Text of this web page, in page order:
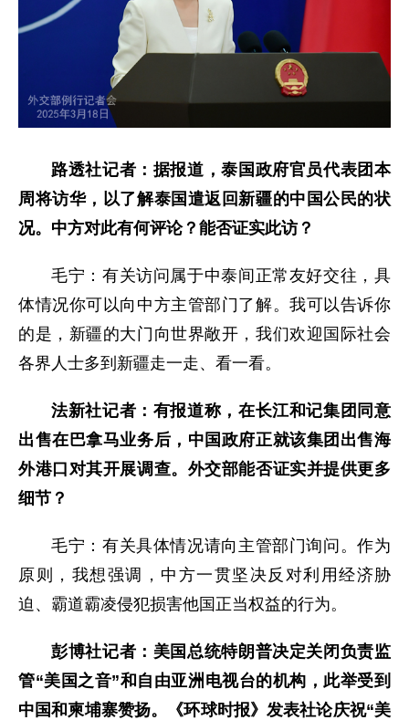
路透社记者：据报道，泰国政府官员代表团本
周将访华，以了解泰国遣返回新疆的中国公民的状
况。中方对此有何评论？能否证实此访？
毛宁：有关访问属于中泰间正常友好交往，具
体情况你可以向中方主管部门了解。我可以告诉你
的是，新疆的大门向世界敞开，我们欢迎国际社会
各界人士多到新疆走一走、看一看。
法新社记者：有报道称，在长江和记集团同意
出售在巴拿马业务后，中国政府正就该集团出售海
外港口对其开展调查。外交部能否证实并提供更多
细节？
毛宁：有关具体情况请向主管部门询问。作为
原则，我想强调，中方一贯坚决反对利用经济胁
迫、霸道霸凌侵犯损害他国正当权益的行为。
彭博社记者：美国总统特朗普决定关闭负责监
管“美国之音”和自由亚洲电视台的机构，此举受到
中国和柬埔寨赞扬。《环球时报》发表社论庆祝“美